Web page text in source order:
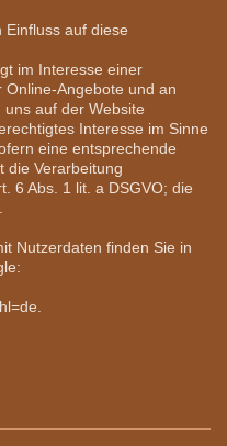
Einfluss auf diese
im Interesse einer
Angebote und an
auf der Website
Interesse im Sinne
eine entsprechende
die Verarbeitung
6 Abs. 1 lit. a DSGVO; die
Nutzerdaten finden Sie in